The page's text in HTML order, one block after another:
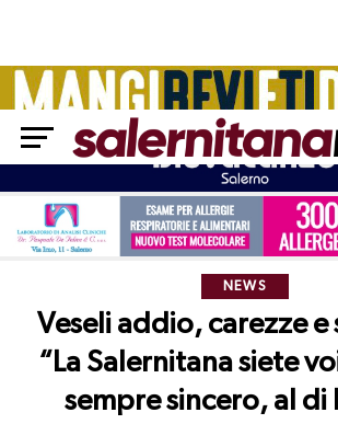
NEWS
Veseli addio, carezze
“La Salernitana siete
sempre sincero, al di